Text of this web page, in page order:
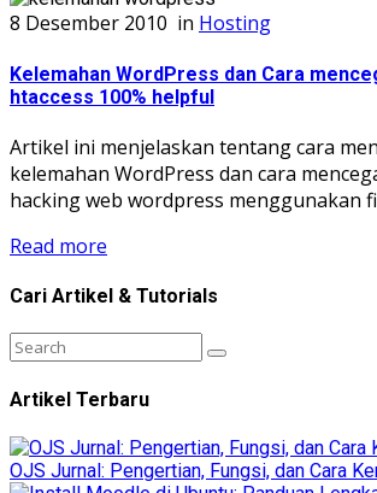
8 Desember 2010 in Hosting
Kelemahan WordPress dan Cara
htaccess 100% helpful
Artikel ini menjelaskan tentang cara
kelemahan WordPress dan cara
hacking web wordpress menggunakan
Read more
Cari Artikel & Tutorials
Artikel Terbaru
OJS Jurnal: Pengertian, Fungsi, dan Cara